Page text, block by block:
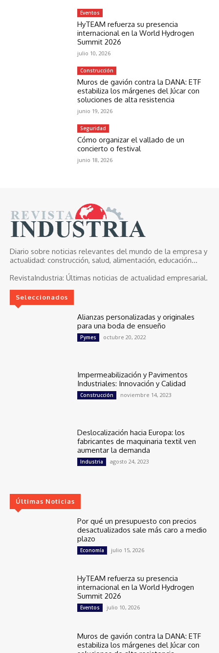
Eventos
HyTEAM refuerza su presencia
internacional en la World Hydrogen
Summit 2026
julio 10, 2026
Construcción
Muros de gavión contra la DANA: ETF
estabiliza los márgenes del Júcar con
soluciones de alta resistencia
junio 19, 2026
Seguridad
Cómo organizar el vallado de un
concierto o festival
junio 18, 2026
Diario sobre noticias relevantes del mundo de la empresa y
actualidad: construcción, salud, alimentación, educación...
RevistaIndustria: Últimas noticias de actualidad empresarial.
Seleccionados
Alianzas personalizadas y originales
para una boda de ensueño
Pymes octubre 20, 2022
Impermeabilización y Pavimentos
Industriales: Innovación y Calidad
Construcción noviembre 14, 2023
Deslocalización hacia Europa: los
fabricantes de maquinaria textil ven
aumentar la demanda
Industria agosto 24, 2023
Últimas Noticias
Por qué un presupuesto con precios
desactualizados sale más caro a medio
plazo
Economía julio 15, 2026
HyTEAM refuerza su presencia
internacional en la World Hydrogen
Summit 2026
Eventos julio 10, 2026
Muros de gavión contra la DANA: ETF
estabiliza los márgenes del Júcar con